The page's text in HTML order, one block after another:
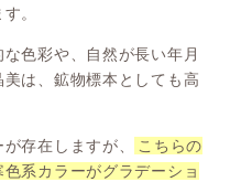
。
色彩や、自然が長い年月
は、鉱物標本としても高
存在しますが、
こちらの
系カラーがグラデーショ